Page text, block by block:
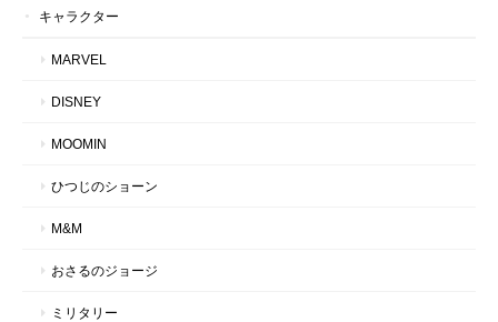
キャラクター
MARVEL
DISNEY
MOOMIN
ひつじのショーン
M&M
おさるのジョージ
ミリタリー